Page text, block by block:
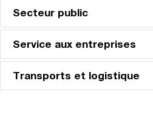
Secteur public
Service aux entreprises
Transports et logistique